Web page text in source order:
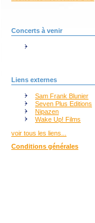
Concerts à venir
Liens externes
Sam Frank Blunier
Seven Plus Editions
Nipazen
Wake Up! Films
voir tous les liens...
Conditions générales